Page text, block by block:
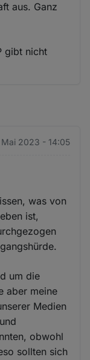
aus. Ganz
gibt nicht
2023 - 14:05
was von
ist,
um die
aber meine
Medien
obwohl
sollten sich